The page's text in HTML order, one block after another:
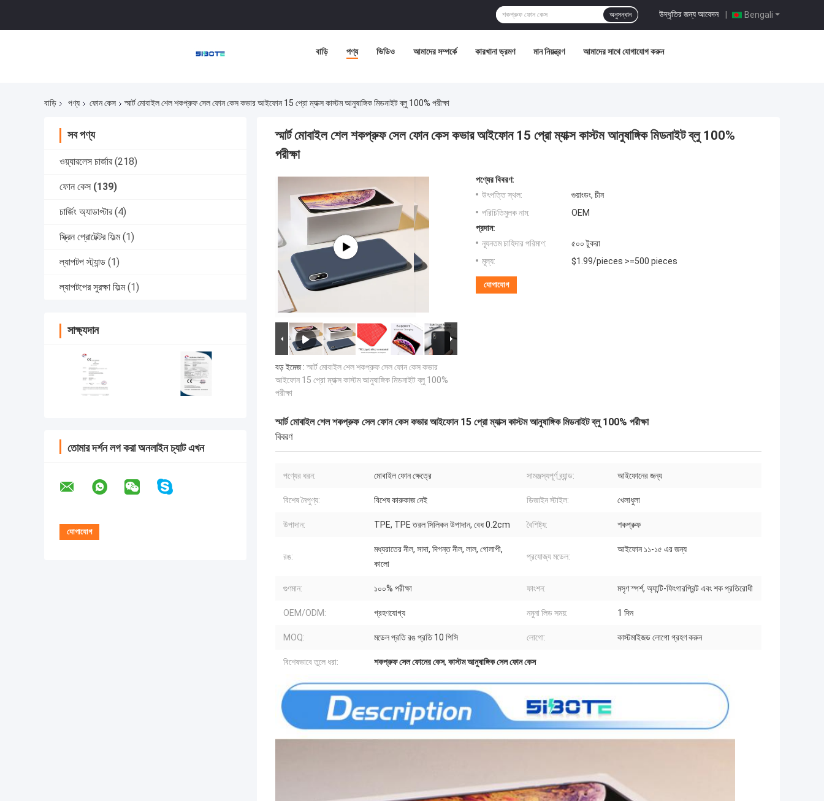
Bengali
উদ্ধৃতির জন্য আবেদন |
অনুসন্ধান
বাড়ি পণ্য ভিডিও আমাদের সম্পর্কে কারখানা ভ্রমণ মান নিয়ন্ত্রণ আমাদের সাথে যোগাযোগ করুন
বাড়ি পণ্য ফোন কেস স্মার্ট মোবাইল শেল শকপ্রুফ সেল ফোন কেস কভার আইফোন 15 প্রো ম্যাক্স কাস্টম আনুষাঙ্গিক মিডনাইট ব্লু 100% পরীক্ষা
সব পণ্য
ওয়্যারলেস চার্জার (218)
ফোন কেস (139)
চার্জিং অ্যাডাপ্টার (4)
স্ক্রিন প্রোটেক্টর ফিল্ম (1)
ল্যাপটপ স্ট্যান্ড (1)
ল্যাপটপের সুরক্ষা ফিল্ম (1)
সাক্ষ্যদান
তোমার দর্শন লগ করা অনলাইন চ্যাট এখন
স্মার্ট মোবাইল শেল শকপ্রুফ সেল ফোন কেস কভার আইফোন 15 প্রো ম্যাক্স কাস্টম আনুষাঙ্গিক মিডনাইট ব্লু 100%
পরীক্ষা
বড় ইমেজ :স্মার্ট মোবাইল শেল শকপ্রুফ সেল ফোন কেস কভার
আইফোন 15 প্রো ম্যাক্স কাস্টম আনুষাঙ্গিক মিডনাইট ব্লু 100%
পরীক্ষা
পণ্যের বিবরণ:
উৎপত্তি স্থল:
গুয়াংডং, চীন
পরিচিতিমুলক নাম:
OEM
প্রদান:
ন্যূনতম চাহিদার পরিমাণ:
৫০০ টুকরা
মূল্য:
$1.99/pieces >=500 pieces
যোগাযোগ
স্মার্ট মোবাইল শেল শকপ্রুফ সেল ফোন কেস কভার আইফোন 15 প্রো ম্যাক্স কাস্টম আনুষাঙ্গিক মিডনাইট ব্লু 100% পরীক্ষা
বিবরণ
পণ্যের ধরন: মোবাইল ফোন ক্ষেত্রে সামঞ্জস্যপূর্ণ ব্র্যান্ড: আইফোনের জন্য
বিশেষ নৈপুণ্য: বিশেষ কারুকাজ নেই ডিজাইন স্টাইল: খেলাধুলা
উপাদান: TPE, TPE তরল সিলিকন উপাদান, বেধ 0.2cm বৈশিষ্ট্য: শকপ্রুফ
রঙ:
মধ্যরাতের নীল, সাদা, দিগন্ত নীল, লাল, গোলাপী,
কালো
প্রযোজ্য মডেল:
আইফোন ১১-১৫ এর জন্য
গুণমান: ১০০% পরীক্ষা ফাংশন: মসৃণ স্পর্শ, অ্যান্টি-ফিংগারপ্রিন্ট এবং শক প্রতিরোধী
OEM/ODM: গ্রহণযোগ্য নমুনা লিড সময়: 1 দিন
MOQ: মডেল প্রতি রঙ প্রতি 10 পিসি লোগো: কাস্টমাইজড লোগো গ্রহণ করুন
বিশেষভাবে তুলে ধরা: শকপ্রুফ সেল ফোনের কেস, কাস্টম আনুষাঙ্গিক সেল ফোন কেস